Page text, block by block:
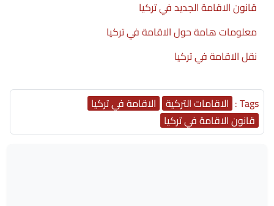
قانون الاقامة الجديد في تركيا
معلومات هامة حول الاقامة في تركيا
نقل الاقامة في تركيا
Tags : الاقامات التركية الاقامة في تركيا
قانون الاقامة في تركيا